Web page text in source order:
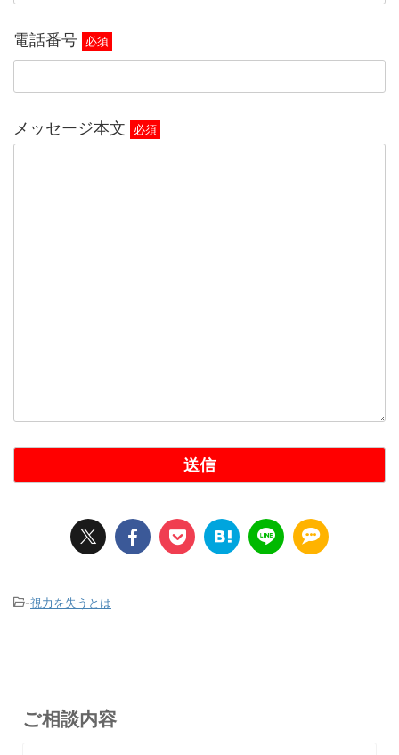
電話番号 必須
メッセージ本文 必須
-視力を失うとは
ご相談内容